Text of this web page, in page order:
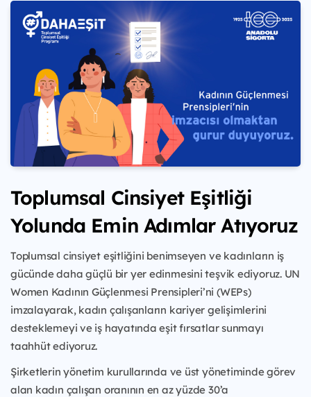
Toplumsal Cinsiyet Eşitliği
Yolunda Emin Adımlar Atıyoruz
Toplumsal cinsiyet eşitliğini benimseyen ve kadınların iş
gücünde daha güçlü bir yer edinmesini teşvik ediyoruz. UN
Women Kadının Güçlenmesi Prensipleri’ni (WEPs)
imzalayarak, kadın çalışanların kariyer gelişimlerini
desteklemeyi ve iş hayatında eşit fırsatlar sunmayı
taahhüt ediyoruz.
Şirketlerin yönetim kurullarında ve üst yönetiminde görev
alan kadın çalışan oranının en az yüzde 30’a